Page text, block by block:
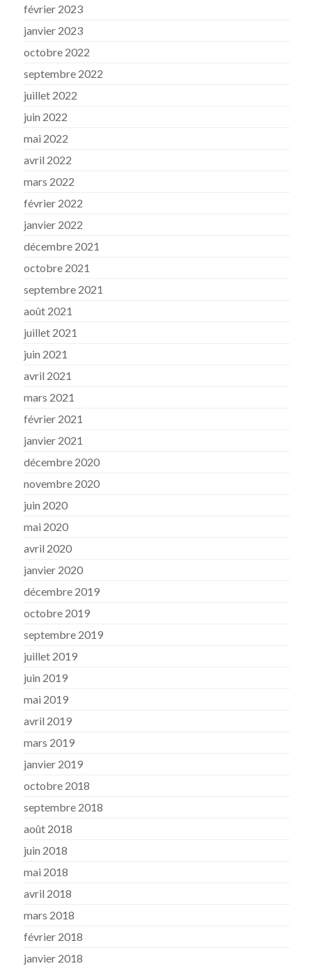
février 2023
janvier 2023
octobre 2022
septembre 2022
juillet 2022
juin 2022
mai 2022
avril 2022
mars 2022
février 2022
janvier 2022
décembre 2021
octobre 2021
septembre 2021
août 2021
juillet 2021
juin 2021
avril 2021
mars 2021
février 2021
janvier 2021
décembre 2020
novembre 2020
juin 2020
mai 2020
avril 2020
janvier 2020
décembre 2019
octobre 2019
septembre 2019
juillet 2019
juin 2019
mai 2019
avril 2019
mars 2019
janvier 2019
octobre 2018
septembre 2018
août 2018
juin 2018
mai 2018
avril 2018
mars 2018
février 2018
janvier 2018